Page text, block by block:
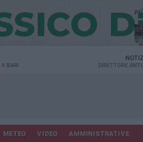
A BARI DIRETTORE
METEO VIDEO AMMINISTRATIVE